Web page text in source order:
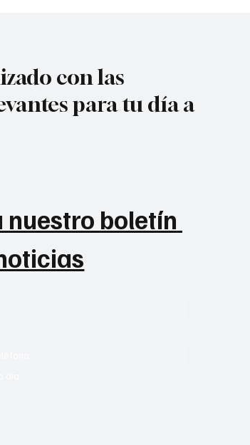
con las
para tu día a
nuestro boletín